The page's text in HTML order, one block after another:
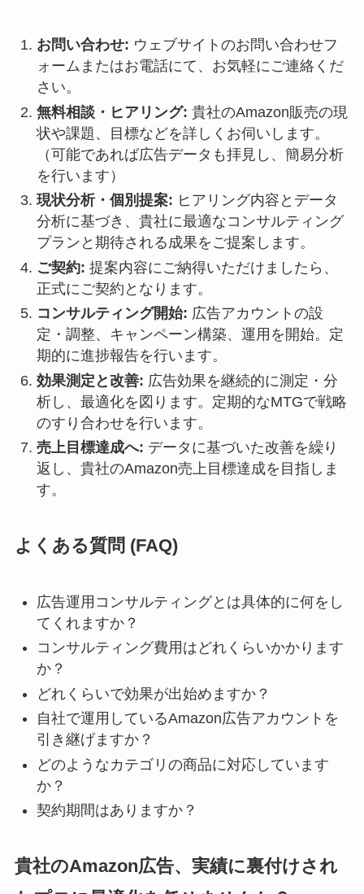
お問い合わせ: ウェブサイトのお問い合わせフ
ォームまたはお電話にて、お気軽にご連絡くだ
さい。
無料相談・ヒアリング: 貴社のAmazon販売の現
状や課題、目標などを詳しくお伺いします。
（可能であれば広告データも拝見し、簡易分析
を行います）
現状分析・個別提案: ヒアリング内容とデータ
分析に基づき、貴社に最適なコンサルティング
プランと期待される成果をご提案します。
ご契約: 提案内容にご納得いただけましたら、
正式にご契約となります。
コンサルティング開始: 広告アカウントの設
定・調整、キャンペーン構築、運用を開始。定
期的に進捗報告を行います。
効果測定と改善: 広告効果を継続的に測定・分
析し、最適化を図ります。定期的なMTGで戦略
のすり合わせを行います。
売上目標達成へ: データに基づいた改善を繰り
返し、貴社のAmazon売上目標達成を目指しま
す。
よくある質問 (FAQ)
広告運用コンサルティングとは具体的に何をし
てくれますか？
コンサルティング費用はどれくらいかかります
か？
どれくらいで効果が出始めますか？
自社で運用しているAmazon広告アカウントを
引き継げますか？
どのようなカテゴリの商品に対応しています
か？
契約期間はありますか？
貴社のAmazon広告、実績に裏付けされ